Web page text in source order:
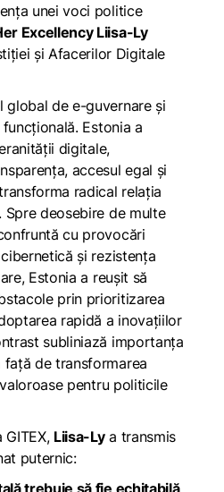
unei voci politice
Excellency Liisa-Ly
și Afacerilor Digitale
global de e-guvernare și
Estonia a
digitale,
accesul egal și
radical relația
deosebire de multe
cu provocări
și rezistența
Estonia a reușit să
prin prioritizarea
rapidă a inovațiilor
subliniază importanța
față de transformarea
pentru politicile
Liisa-Lya transmis
puternic: